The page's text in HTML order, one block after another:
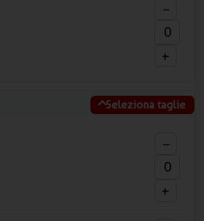
−
+
Seleziona taglie
−
+